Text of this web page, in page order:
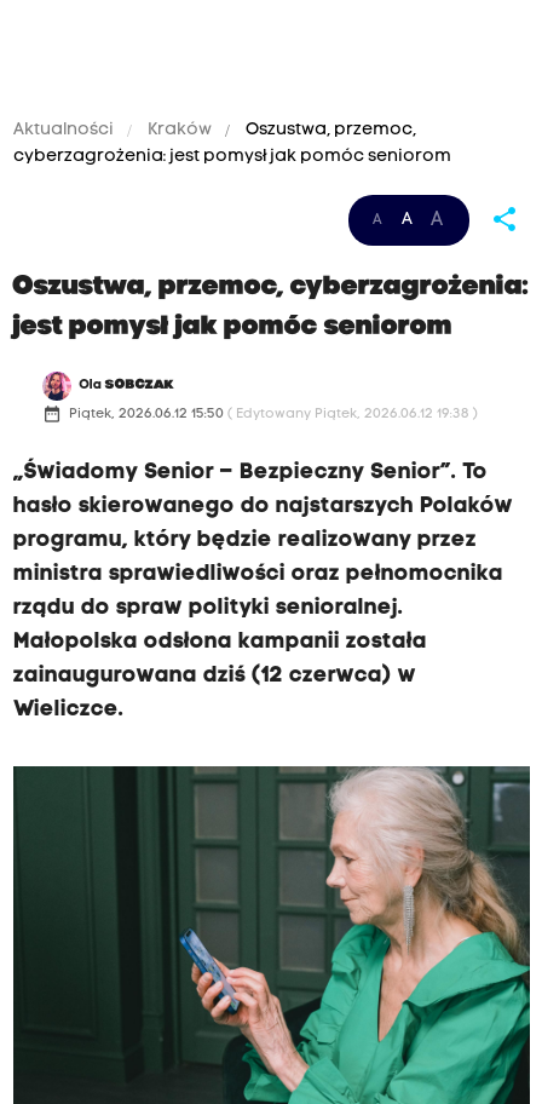
Aktualności Kraków
Oszustwa, przemoc,
cyberzagrożenia: jest pomysł jak pomóc seniorom
A A A share
Oszustwa, przemoc, cyberzagrożenia:
jest pomysł jak pomóc seniorom
OlaSOBCZAK
date_range Piątek, 2026.06.12 15:50 ( Edytowany Piątek, 2026.06.12 19:38 )
„Świadomy Senior – Bezpieczny Senior”. To
hasło skierowanego do najstarszych Polaków
programu, który będzie realizowany przez
ministra sprawiedliwości oraz pełnomocnika
rządu do spraw polityki senioralnej.
Małopolska odsłona kampanii została
zainaugurowana dziś (12 czerwca) w
Wieliczce.